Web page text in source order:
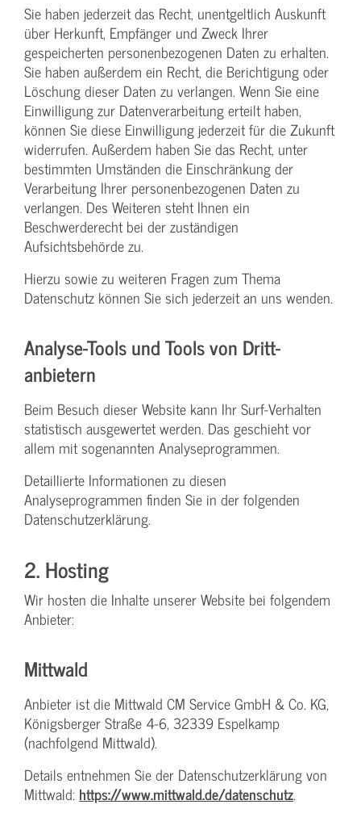
Sie haben jederzeit das Recht, unentgeltlich Auskunft
über Herkunft, Empfänger und Zweck Ihrer
gespeicherten personenbezogenen Daten zu erhalten.
Sie haben außerdem ein Recht, die Berichtigung oder
Löschung dieser Daten zu verlangen. Wenn Sie eine
Einwilligung zur Datenverarbeitung erteilt haben,
können Sie diese Einwilligung jederzeit für die Zukunft
widerrufen. Außerdem haben Sie das Recht, unter
bestimmten Umständen die Einschränkung der
Verarbeitung Ihrer personenbezogenen Daten zu
verlangen. Des Weiteren steht Ihnen ein
Beschwerderecht bei der zuständigen
Aufsichtsbehörde zu.
Hierzu sowie zu weiteren Fragen zum Thema
Datenschutz können Sie sich jederzeit an uns wenden.
Analyse-Tools und Tools von Dritt­
anbietern
Beim Besuch dieser Website kann Ihr Surf-Verhalten
statistisch ausgewertet werden. Das geschieht vor
allem mit sogenannten Analyseprogrammen.
Detaillierte Informationen zu diesen
Analyseprogrammen finden Sie in der folgenden
Datenschutzerklärung.
2. Hosting
Wir hosten die Inhalte unserer Website bei folgendem
Anbieter:
Mittwald
Anbieter ist die Mittwald CM Service GmbH & Co. KG,
Königsberger Straße 4-6, 32339 Espelkamp
(nachfolgend Mittwald).
Details entnehmen Sie der Datenschutzerklärung von
Mittwald: https://www.mittwald.de/datenschutz.